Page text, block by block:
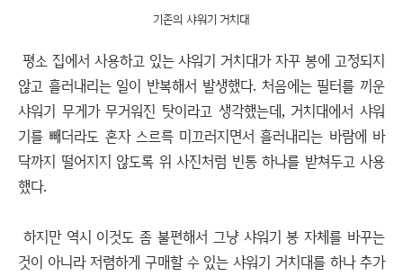
기존의 샤워기 거치대
평소 집에서 사용하고 있는 샤워기 거치대가 자꾸 봉에 고정되지
않고 흘러내리는 일이 반복해서 발생했다. 처음에는 필터를 끼운
샤워기 무게가 무거워진 탓이라고 생각했는데, 거치대에서 샤워
기를 빼더라도 혼자 스르륵 미끄러지면서 흘러내리는 바람에 바
닥까지 떨어지지 않도록 위 사진처럼 빈통 하나를 받쳐두고 사용
했다.
하지만 역시 이것도 좀 불편해서 그냥 샤워기 봉 자체를 바꾸는
것이 아니라 저렴하게 구매할 수 있는 샤워기 거치대를 하나 추가